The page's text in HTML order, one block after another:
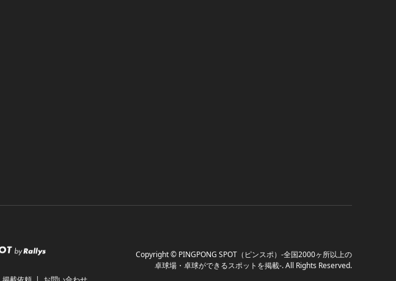
Copyright© PINGPONG SPOT（ピンスポ）-全国2000ヶ所以上の
卓球場・卓球ができるスポットを掲載-. All Rights Reserved.